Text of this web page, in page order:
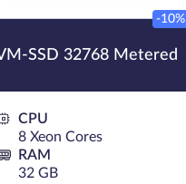
SSD 32768 Metered
-10%
CPU
8 Xeon Cores
RAM
32 GB